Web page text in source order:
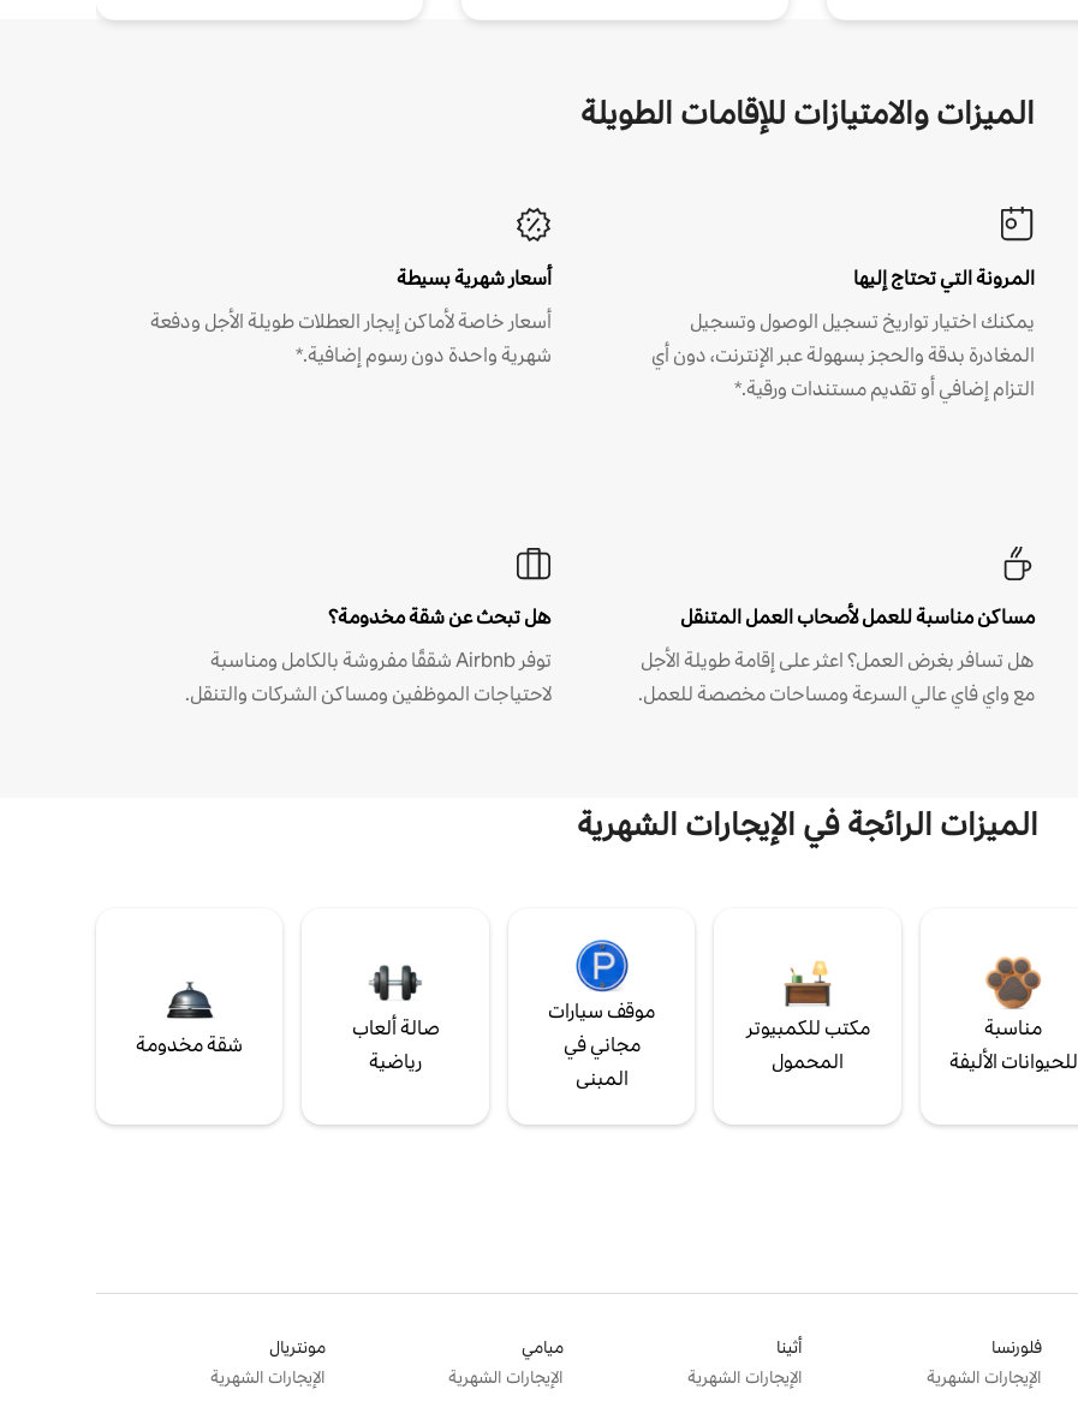
الميزات والامتيازات للإقامات الطويلة
المرونة التي تحتاج إليها
يمكنك اختيار تواريخ تسجيل الوصول وتسجيل
المغادرة بدقة والحجز بسهولة عبر الإنترنت، دون أي
التزام إضافي أو تقديم مستندات ورقية.*
أسعار شهرية بسيطة
أسعار خاصة لأماكن إيجار العطلات طويلة الأجل ودفعة
شهرية واحدة دون رسوم إضافية.*
مساكن مناسبة للعمل لأصحاب العمل المتنقل
هل تسافر بغرض العمل؟ اعثر على إقامة طويلة الأجل
مع واي فاي عالي السرعة ومساحات مخصصة للعمل.
هل تبحث عن شقة مخدومة؟
توفر Airbnb شققًا مفروشة بالكامل ومناسبة
لاحتياجات الموظفين ومساكن الشركات والتنقل.
الميزات الرائجة في الإيجارات الشهرية
مناسبة
للحيوانات الأليفة
مكتب للكمبيوتر
المحمول
موقف سيارات
مجاني في
المبنى
صالة ألعاب
رياضية
شقة مخدومة
فلورنسا
الإيجارات الشهرية
أثينا
الإيجارات الشهرية
ميامي
الإيجارات الشهرية
مونتريال
الإيجارات الشهرية